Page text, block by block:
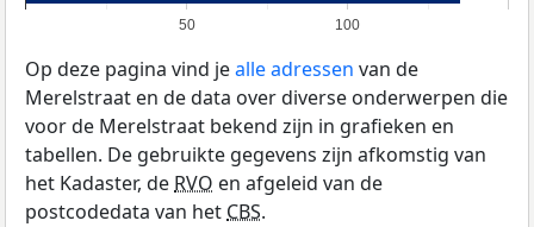
50 100
Op deze pagina vind jealle adressen van de
Merelstraat en de data over diverse onderwerpen die
voor de Merelstraat bekend zijn in grafieken en
tabellen. De gebruikte gegevens zijn afkomstig van
het Kadaster, deRVO en afgeleid van de
postcodedata van hetCBS.